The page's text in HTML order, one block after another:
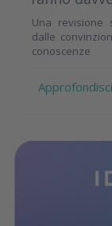
Una revisione
dalle
conoscenze
Approfondisci